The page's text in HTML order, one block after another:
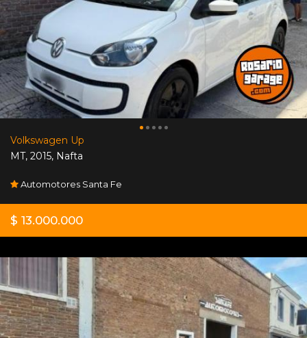
Volkswagen Up
MT, 2015, Nafta
Automotores Santa Fe
$ 13.000.000